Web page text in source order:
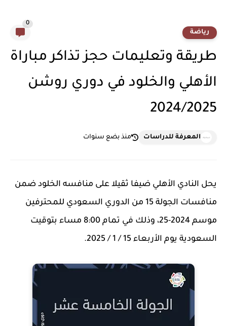
رياضة
0
طريقة وتعليمات حجز تذاكر مباراة
الأهلي والخلود في دوري روشن
2024/2025
المعرفة للدراسات منذ بضع سنوات
يحل النادي الأهلي ضيفا ثقيلا على منافسه الخلود ضمن
منافسات الجولة 15 من الدوري السعودي للمحترفين
موسم 2024-25، وذلك في تمام 8:00 مساء بتوقيت
السعودية يوم الأربعاء 15 / 1 / 2025.